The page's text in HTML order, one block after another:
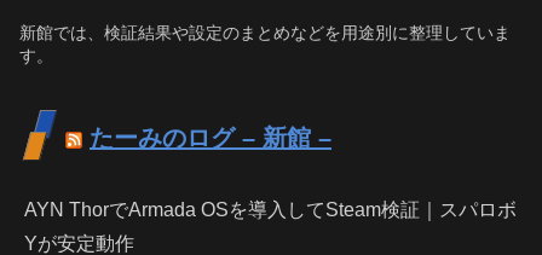
新館では、検証結果や設定のまとめなどを用途別に整理していま
す。
たーみのログ – 新館 –
AYN ThorでArmada OSを導入してSteam検証｜スパロボ
Yが安定動作